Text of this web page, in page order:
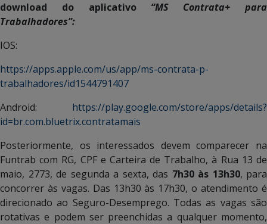
download do aplicativo“MS Contrata+ para
Trabalhadores”:
IOS:
https://apps.apple.com/us/app/ms-contrata-p-
trabalhadores/id1544791407
Android: https://play.google.com/store/apps/details?
id=br.com.bluetrix.contratamais
Posteriormente, os interessados devem comparecer na
Funtrab com RG, CPF e Carteira de Trabalho, à Rua 13 de
maio, 2773, de segunda a sexta, das 7h30 às 13h30, para
concorrer às vagas. Das 13h30 às 17h30, o atendimento é
direcionado ao Seguro-Desemprego. Todas as vagas são
rotativas e podem ser preenchidas a qualquer momento,